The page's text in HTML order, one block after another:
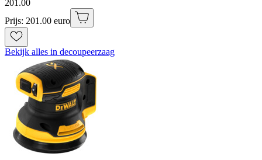
201 .00
Prijs: 201.00 euro
Bekijk alles in decoupeerzaag